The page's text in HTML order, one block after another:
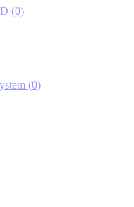
(0)
(0)